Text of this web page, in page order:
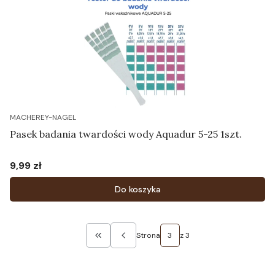
MACHEREY-NAGEL
Pasek badania twardości wody Aquadur 5-25 1szt.
Cena
9,99 zł
Do koszyka
Wróć do pierwszej strony z produktami
Strona z 3